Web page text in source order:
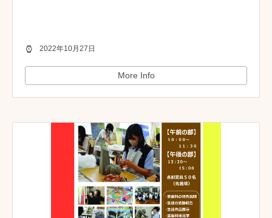
2022年10月27日
More Info